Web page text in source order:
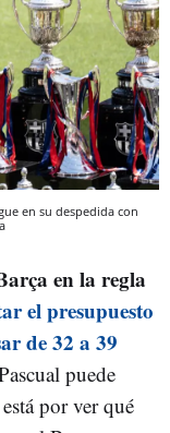
en su despedida con
en la regla
el presupuesto
de 32 a 39
puede
por ver qué